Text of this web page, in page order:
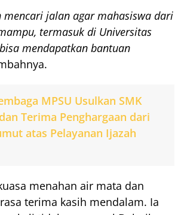
mencari jalan agar mahasiswa dari
termasuk di Universitas
mendapatkan bantuan
MPSU Usulkan SMK
Terima Penghargaan dari
atas Pelayanan Ijazah
menahan air mata dan
terima kasih mendalam. Ia